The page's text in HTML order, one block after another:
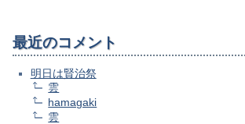
最近のコメント
明日は賢治祭
雲
hamagaki
雲